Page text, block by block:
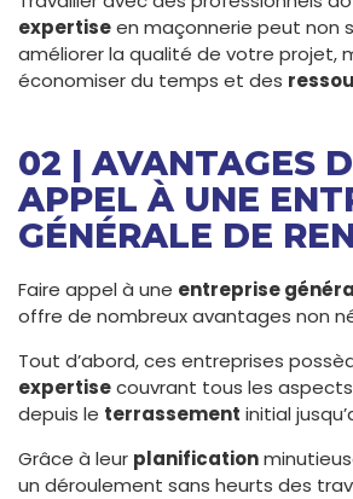
expertiseen maçonnerie peut non
améliorer la qualité de votre projet,
économiser du temps et des
02 | AVANTAGES
APPEL À UNE
GÉNÉRALE DE
Faire appel à une entreprise
offre de nombreux avantages non
Tout d’abord, ces entreprises
expertisecouvrant tous les
depuis le terrassement initial
Grâce à leur planification
un déroulement sans heurts des